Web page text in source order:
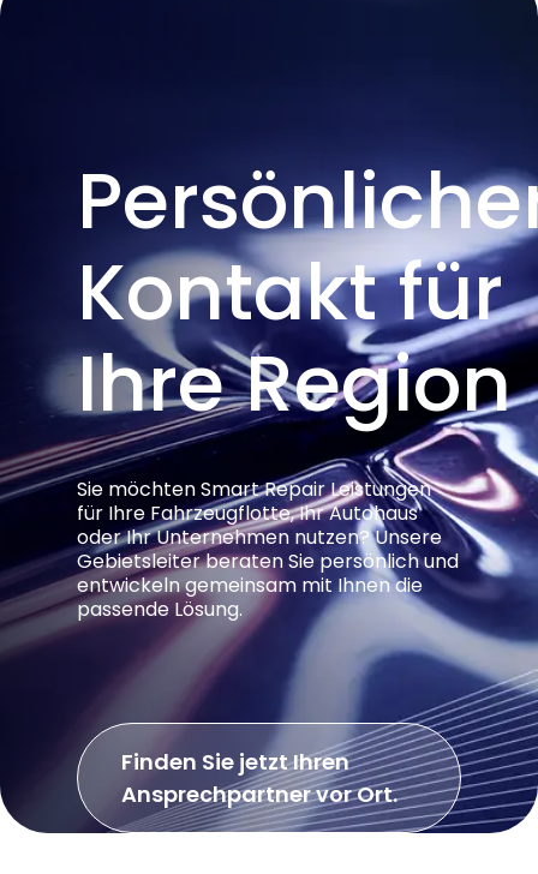
Kontakt für
Ihre Region
Sie möchten Smart Repair Leistungen
für Ihre Fahrzeugflotte, Ihr Autohaus
oder Ihr Unternehmen nutzen? Unsere
Gebietsleiter beraten Sie persönlich und
entwickeln gemeinsam mit Ihnen die
passende Lösung.
Finden Sie jetzt Ihren
Ansprechpartner vor Ort.